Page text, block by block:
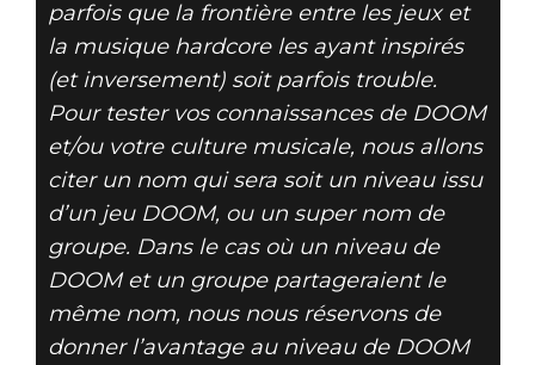
DOOM® Eternal
12 novembre 2019
NIVEAU DE
DOOM, OU NOM
DE GROUPE ?
VOL. IV
parfois que la frontière entre les jeux et
la musique hardcore les ayant inspirés
(et inversement) soit parfois trouble.
Pour tester vos connaissances de DOOM
et/ou votre culture musicale, nous allons
citer un nom qui sera soit un niveau issu
d’un jeu DOOM, ou un super nom de
groupe. Dans le cas où un niveau de
DOOM et un groupe partageraient le
même nom, nous nous réservons de
donner l’avantage au niveau de DOOM